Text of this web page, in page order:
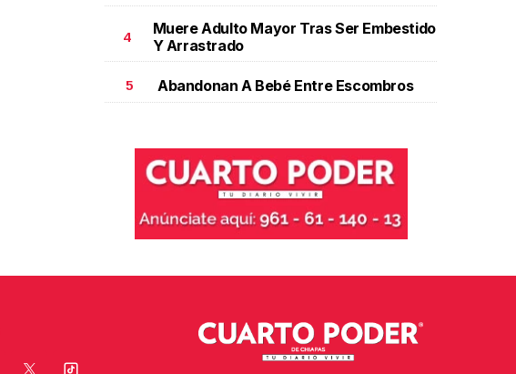
4
Muere Adulto Mayor Tras Ser Embestido
Y Arrastrado
5 Abandonan A Bebé Entre Escombros